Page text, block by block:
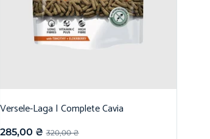
Versele-Laga | Complete Cavia
320,00₴
285,00 ₴